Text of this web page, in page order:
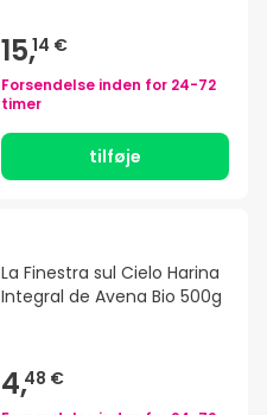
15,14 €
Forsendelse inden for 24-72
timer
tilføje
La Finestra sul Cielo Harina
Integral de Avena Bio 500g
4,48 €